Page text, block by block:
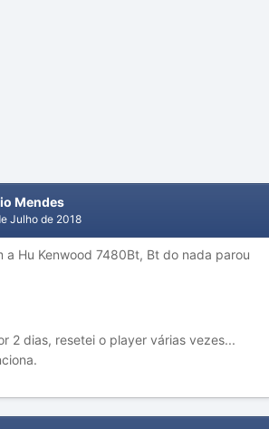
Mendes
Julho de 2018
a Hu Kenwood 7480Bt, Bt do nada parou
2 dias, resetei o player várias vezes...